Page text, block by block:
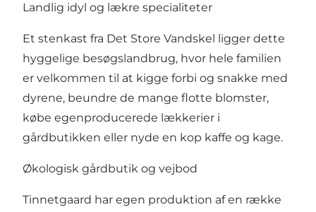
Landlig idyl og lækre specialiteter
Et stenkast fra Det Store Vandskel ligger dette
hyggelige besøgslandbrug, hvor hele familien
er velkommen til at kigge forbi og snakke med
dyrene, beundre de mange flotte blomster,
købe egenproducerede lækkerier i
gårdbutikken eller nyde en kop kaffe og kage.
Økologisk gårdbutik og vejbod
Tinnetgaard har egen produktion af en række